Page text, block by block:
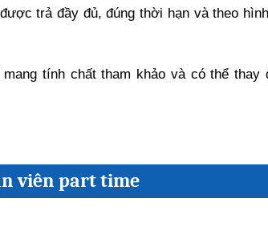
trả đầy đủ, đúng thời hạn và theo
tính chất tham khảo và có thể thay
viên part time